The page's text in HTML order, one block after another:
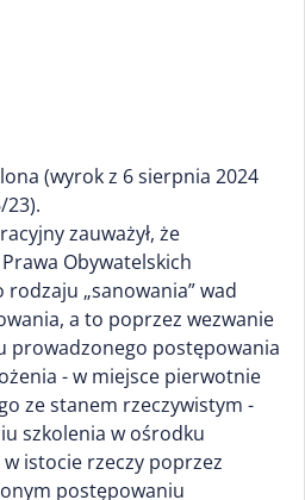
(wyrok z 6 sierpnia 2024
23).
zauważył, że
Obywatelskich
„sanowania” wad
a to poprzez wezwanie
prowadzonego postępowania
- w miejsce pierwotnie
ze stanem rzeczywistym -
szkolenia w ośrodku
istocie rzeczy poprzez
postępowaniu